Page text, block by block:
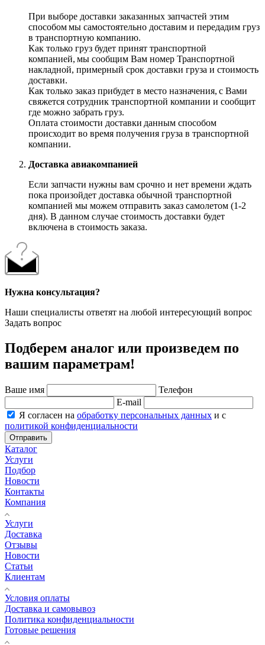
При выборе доставки заказанных запчастей этим
способом мы самостоятельно доставим и передадим груз
в транспортную компанию.
Как только груз будет принят транспортной
компанией, мы сообщим Вам номер Транспортной
накладной, примерный срок доставки груза и стоимость
доставки.
Как только заказ прибудет в место назначения, с Вами
свяжется сотрудник транспортной компании и сообщит
где можно забрать груз.
Оплата стоимости доставки данным способом
происходит во время получения груза в транспортной
компании.
Доставка авиакомпанией
Если запчасти нужны вам срочно и нет времени ждать
пока произойдет доставка обычной транспортной
компанией мы можем отправить заказ самолетом (1-2
дня). В данном случае стоимость доставки будет
включена в стоимость заказа.
Нужна консультация?
Наши специалисты ответят на любой интересующий вопрос
Задать вопрос
Подберем аналог или произведем по
вашим параметрам!
Ваше имя
Телефон
E-mail
Я согласен на обработку персональных данных и с
политикой конфиденциальности
Отправить
Каталог
Услуги
Подбор
Новости
Контакты
Компания
Услуги
Доставка
Отзывы
Новости
Статьи
Клиентам
Условия оплаты
Доставка и самовывоз
Политика конфиденциальности
Готовые решения